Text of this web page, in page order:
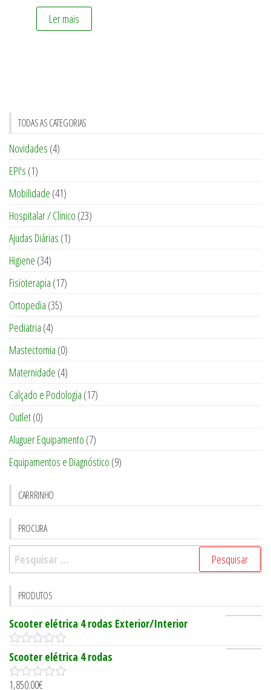
Ler mais
TODAS AS CATEGORIAS
Novidades (4)
EPI's (1)
Mobilidade (41)
Hospitalar / Clinico (23)
Ajudas Diárias (1)
Higiene (34)
Fisioterapia (17)
Ortopedia (35)
Pediatria (4)
Mastectomia (0)
Maternidade (4)
Calçado e Podologia (17)
Outlet(0)
Aluguer Equipamento (7)
Equipamentos e Diagnóstico (9)
CARRRINHO
PROCURA
Pesquisar
por:
PRODUTOS
Scooter elétrica 4 rodas Exterior/Interior
0
o
u
t
Scooter elétrica 4 rodas
0
1,850.00€